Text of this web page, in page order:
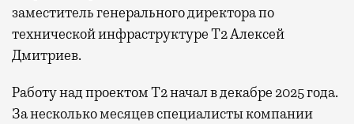
заместитель генерального директора по
технической инфраструктуре Т2 Алексей
Дмитриев.
Работу над проектом Т2 начал в декабре 2025 года.
За несколько месяцев специалисты компании